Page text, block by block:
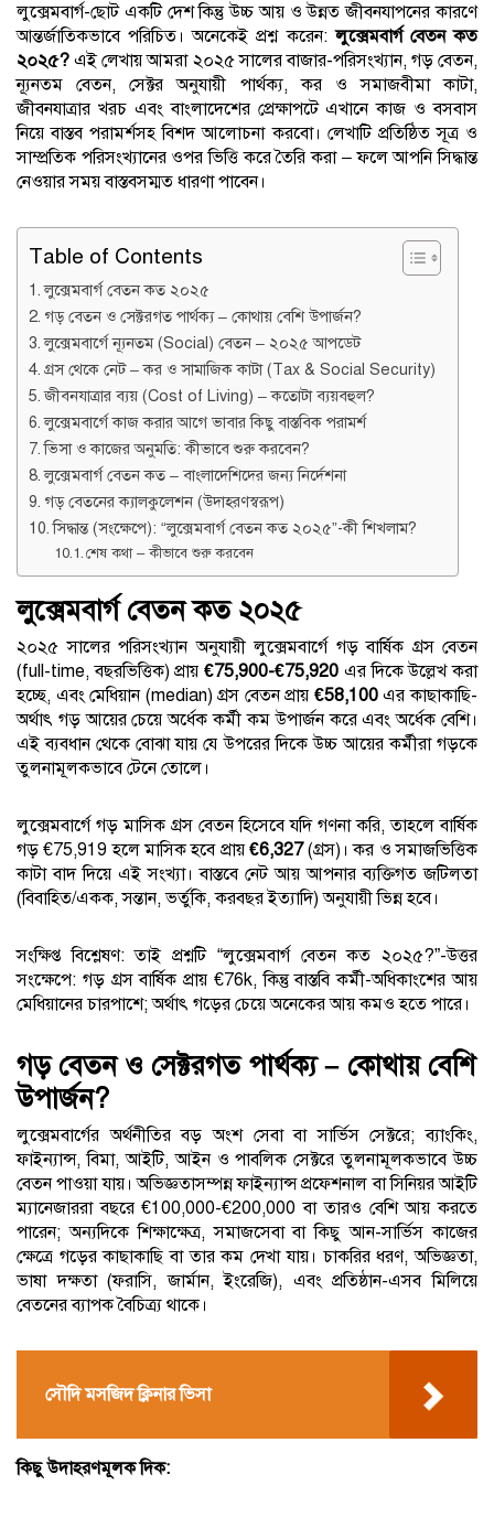
লুক্সেমবার্গ-ছোট একটি দেশ কিন্তু উচ্চ আয় ও উন্নত জীবনযাপনের কারণে
আন্তর্জাতিকভাবে পরিচিত। অনেকেই প্রশ্ন করেন:লুক্সেমবার্গ বেতন কত
২০২৫? এই লেখায় আমরা ২০২৫ সালের বাজার-পরিসংখ্যান, গড় বেতন,
ন্যূনতম বেতন, সেক্টর অনুযায়ী পার্থক্য, কর ও সমাজবীমা কাটা,
জীবনযাত্রার খরচ এবং বাংলাদেশের প্রেক্ষাপটে এখানে কাজ ও বসবাস
নিয়ে বাস্তব পরামর্শসহ বিশদ আলোচনা করবো। লেখাটি প্রতিষ্ঠিত সূত্র ও
সাম্প্রতিক পরিসংখ্যানের ওপর ভিত্তি করে তৈরি করা – ফলে আপনি সিদ্ধান্ত
নেওয়ার সময় বাস্তবসম্মত ধারণা পাবেন।
Table of Contents
লুক্সেমবার্গ বেতন কত ২০২৫
গড় বেতন ও সেক্টরগত পার্থক্য – কোথায় বেশি উপার্জন?
লুক্সেমবার্গে ন্যূনতম (Social) বেতন – ২০২৫ আপডেট
গ্রস থেকে নেট – কর ও সামাজিক কাটা (Tax & Social Security)
জীবনযাত্রার ব্যয় (Cost of Living) – কতোটা ব্যয়বহুল?
লুক্সেমবার্গে কাজ করার আগে ভাবার কিছু বাস্তবিক পরামর্শ
ভিসা ও কাজের অনুমতি: কীভাবে শুরু করবেন?
লুক্সেমবার্গ বেতন কত – বাংলাদেশিদের জন্য নির্দেশনা
গড় বেতনের ক্যালকুলেশন (উদাহরণস্বরূপ)
সিদ্ধান্ত (সংক্ষেপে): “লুক্সেমবার্গ বেতন কত ২০২৫”-কী শিখলাম?
শেষ কথা – কীভাবে শুরু করবেন
লুক্সেমবার্গ বেতন কত ২০২৫
২০২৫ সালের পরিসংখ্যান অনুযায়ী লুক্সেমবার্গে গড় বার্ষিক গ্রস বেতন
(full-time, বছরভিত্তিক) প্রায়€75,900-€75,920 এর দিকে উল্লেখ করা
হচ্ছে, এবং মেধিয়ান (median) গ্রস বেতন প্রায় €58,100এর কাছাকাছি-
অর্থাৎ গড় আয়ের চেয়ে অর্ধেক কর্মী কম উপার্জন করে এবং অর্ধেক বেশি।
এই ব্যবধান থেকে বোঝা যায় যে উপরের দিকে উচ্চ আয়ের কর্মীরা গড়কে
তুলনামূলকভাবে টেনে তোলে।
লুক্সেমবার্গে গড় মাসিক গ্রস বেতন হিসেবে যদি গণনা করি, তাহলে বার্ষিক
গড় €75,919 হলে মাসিক হবে প্রায়€6,327(গ্রস)। কর ও সমাজভিত্তিক
কাটা বাদ দিয়ে এই সংখ্যা। বাস্তবে নেট আয় আপনার ব্যক্তিগত জটিলতা
(বিবাহিত/একক, সন্তান, ভর্তুকি, করবছর ইত্যাদি) অনুযায়ী ভিন্ন হবে।
সংক্ষিপ্ত বিশ্লেষণ: তাই প্রশ্নটি “লুক্সেমবার্গ বেতন কত ২০২৫?”-উত্তর
সংক্ষেপে: গড় গ্রস বার্ষিক প্রায় €76k, কিন্তু বাস্তবি কর্মী-অধিকাংশের আয়
মেধিয়ানের চারপাশে; অর্থাৎ গড়ের চেয়ে অনেকের আয় কমও হতে পারে।
গড় বেতন ও সেক্টরগত পার্থক্য – কোথায় বেশি
উপার্জন?
লুক্সেমবার্গের অর্থনীতির বড় অংশ সেবা বা সার্ভিস সেক্টরে; ব্যাংকিং,
ফাইন্যান্স, বিমা, আইটি, আইন ও পাবলিক সেক্টরে তুলনামূলকভাবে উচ্চ
বেতন পাওয়া যায়। অভিজ্ঞতাসম্পন্ন ফাইন্যান্স প্রফেশনাল বা সিনিয়র আইটি
ম্যানেজাররা বছরে €100,000-€200,000 বা তারও বেশি আয় করতে
পারেন; অন্যদিকে শিক্ষাক্ষেত্র, সমাজসেবা বা কিছু আন-সার্ভিস কাজের
ক্ষেত্রে গড়ের কাছাকাছি বা তার কম দেখা যায়। চাকরির ধরণ, অভিজ্ঞতা,
ভাষা দক্ষতা (ফরাসি, জার্মান, ইংরেজি), এবং প্রতিষ্ঠান-এসব মিলিয়ে
বেতনের ব্যাপক বৈচিত্র্য থাকে।
সৌদি মসজিদ ক্লিনার ভিসা
কিছু উদাহরণমূলক দিক: